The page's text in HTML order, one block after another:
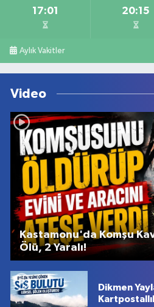
17:01 20:15
Aylık Vakitler
Video
Kastamonu'da Komşu
Ölü, 2 Yaralı!
Dikmen